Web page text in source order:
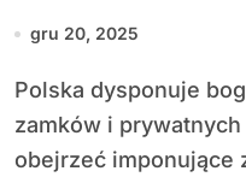
gru 20, 2025
Polska dysponuje bogatą siecią muzeów,
zamków i
obejrzeć imponujące